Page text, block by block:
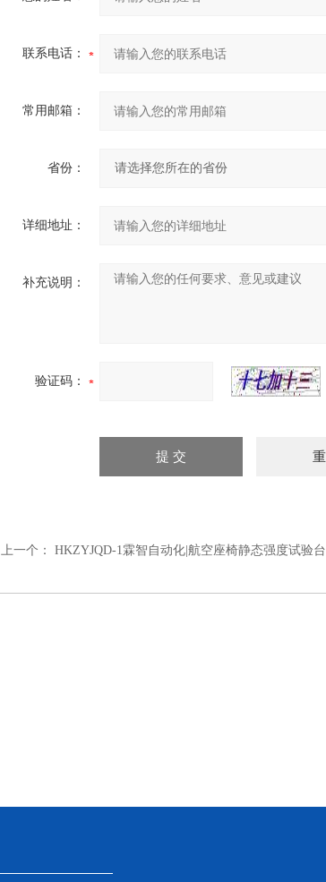
联系电话：
常用邮箱：
省份：
详细地址：
补充说明：
验证码：
上一个： HKZYJQD-1霖智自动化|航空座椅静态强度试验台